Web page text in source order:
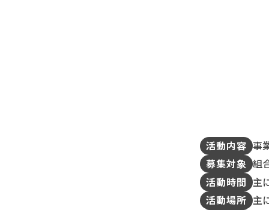
活動内容 事
募集対象 組
活動時間 主
活動場所 主